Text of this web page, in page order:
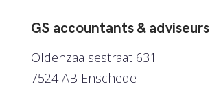
GS accountants & adviseurs
Oldenzaalsestraat 631
7524 AB Enschede